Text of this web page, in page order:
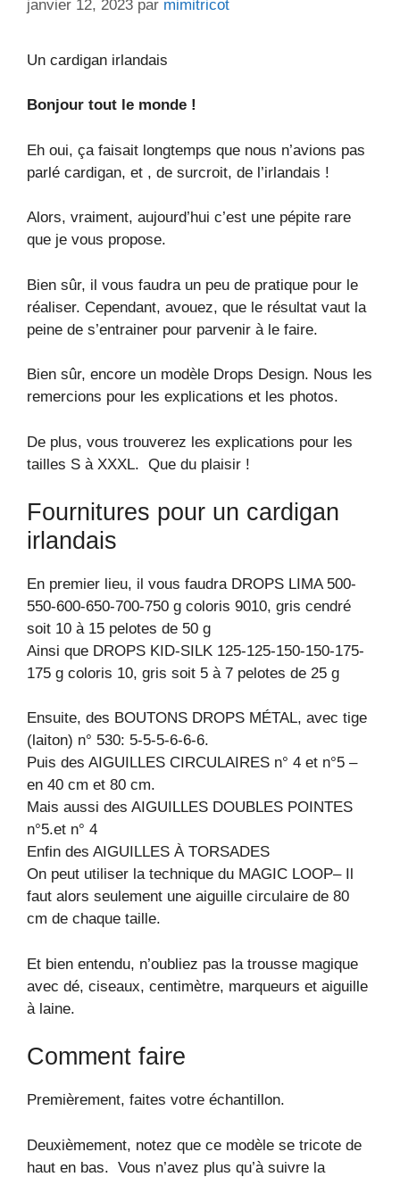
janvier 12, 2023 par mimitricot
Un cardigan irlandais
Bonjour tout le monde !
Eh oui, ça faisait longtemps que nous n’avions pas
parlé cardigan, et , de surcroit, de l’irlandais !
Alors, vraiment, aujourd’hui c’est une pépite rare
que je vous propose.
Bien sûr, il vous faudra un peu de pratique pour le
réaliser. Cependant, avouez, que le résultat vaut la
peine de s’entrainer pour parvenir à le faire.
Bien sûr, encore un modèle Drops Design. Nous les
remercions pour les explications et les photos.
De plus, vous trouverez les explications pour les
tailles S à XXXL. Que du plaisir !
Fournitures pour un cardigan
irlandais
En premier lieu, il vous faudra DROPS LIMA 500-
550-600-650-700-750 g coloris 9010, gris cendré
soit 10 à 15 pelotes de 50 g
Ainsi que DROPS KID-SILK 125-125-150-150-175-
175 g coloris 10, gris soit 5 à 7 pelotes de 25 g
Ensuite, des BOUTONS DROPS MÉTAL, avec tige
(laiton) n° 530: 5-5-5-6-6-6.
Puis des AIGUILLES CIRCULAIRES n° 4 et n°5 –
en 40 cm et 80 cm.
Mais aussi des AIGUILLES DOUBLES POINTES
n°5.et n° 4
Enfin des AIGUILLES À TORSADES
On peut utiliser la technique du MAGIC LOOP– Il
faut alors seulement une aiguille circulaire de 80
cm de chaque taille.
Et bien entendu, n’oubliez pas la trousse magique
avec dé, ciseaux, centimètre, marqueurs et aiguille
à laine.
Comment faire
Premièrement, faites votre échantillon.
Deuxièmement, notez que ce modèle se tricote de
haut en bas. Vous n’avez plus qu’à suivre la